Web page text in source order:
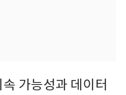
가능성과 데이터